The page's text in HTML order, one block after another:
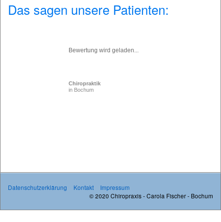
Das sagen unsere Patienten:
Bewertung wird geladen...
Chiropraktik
in Bochum
Datenschutzerklärung Kontakt
Impressum
© 2020 Chiropraxis - Carola Fischer - Bochum